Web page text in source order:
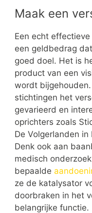
Maak een
Een echt
een geldbedrag
goed doel. Het is
product van een
wordt
stichtingen het
gevarieerd en
oprichters zoals
De Volgerlanden
Denk ook aan
medisch
bepaalde
ze de katalysator
doorbraken in het
belangrijke functie.